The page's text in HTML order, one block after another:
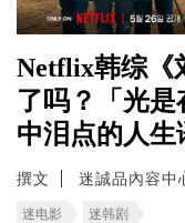
Netflix韩综《
了吗？「光
中泪点的人生
撰文 迷誠品內容中
迷电影 迷韩剧